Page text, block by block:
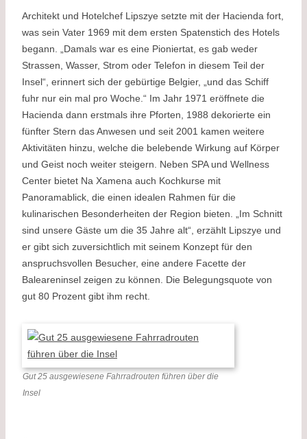
Architekt und Hotelchef Lipszye setzte mit der Hacienda fort,
was sein Vater 1969 mit dem ersten Spatenstich des Hotels
begann. „Damals war es eine Pioniertat, es gab weder
Strassen, Wasser, Strom oder Telefon in diesem Teil der
Insel“, erinnert sich der gebürtige Belgier, „und das Schiff
fuhr nur ein mal pro Woche.“ Im Jahr 1971 eröffnete die
Hacienda dann erstmals ihre Pforten, 1988 dekorierte ein
fünfter Stern das Anwesen und seit 2001 kamen weitere
Aktivitäten hinzu, welche die belebende Wirkung auf Körper
und Geist noch weiter steigern. Neben SPA und Wellness
Center bietet Na Xamena auch Kochkurse mit
Panoramablick, die einen idealen Rahmen für die
kulinarischen Besonderheiten der Region bieten. „Im Schnitt
sind unsere Gäste um die 35 Jahre alt“, erzählt Lipszye und
er gibt sich zuversichtlich mit seinem Konzept für den
anspruchsvollen Besucher, eine andere Facette der
Baleareninsel zeigen zu können. Die Belegungsquote von
gut 80 Prozent gibt ihm recht.
Gut 25 ausgewiesene Fahrradrouten führen über die
Insel